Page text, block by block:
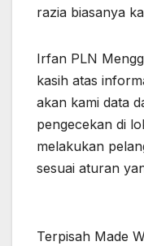
razia biasanya
Irfan PLN
kasih atas
akan kami data
pengecekan di
melakukan
sesuai aturan
Terpisah Made